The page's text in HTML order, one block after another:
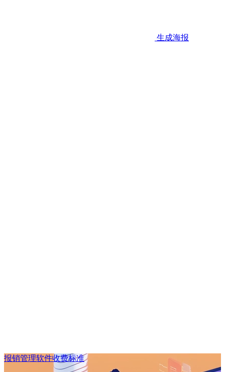
生成海报
报销管理软件收费标准